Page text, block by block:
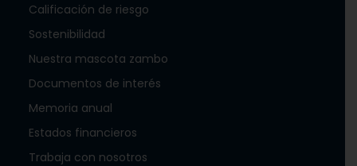
Calificación de riesgo
Sostenibilidad
Nuestra mascota zambo
Documentos de interés
Memoria anual
Estados financieros
Trabaja con nosotros